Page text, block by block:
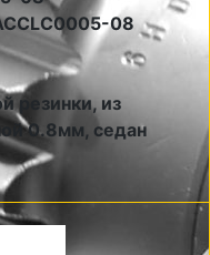
08
резинки, из
0.8мм, седан